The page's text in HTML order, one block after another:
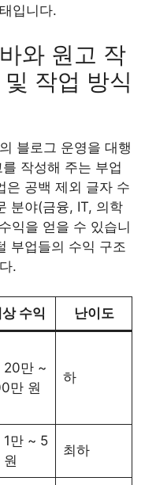
입니다.
와 원고 작
작업 방식
블로그 운영을 대행
작성해 주는 부업
은 공백 제외 글자 수
분야(금융, IT, 의학
익을 얻을 수 있습니
부업들의 수익 구조
.
수익 난이도
20만 ~
만 원
하
1만 ~ 5
원
최하